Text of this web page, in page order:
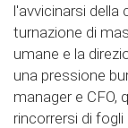
l'avvicinarsi della
turnazione di
umane e la
una pressione
manager e CFO,
rincorrersi di